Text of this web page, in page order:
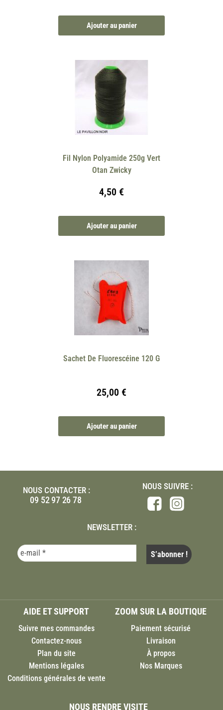
Ajouter au panier
Fil Nylon Polyamide 250g Vert
Otan Zwicky
4,50 €
Ajouter au panier
Sachet De Fluorescéine 120 G
25,00 €
Ajouter au panier
NOUS CONTACTER :
09 52 97 26 78
NOUS SUIVRE :
NEWSLETTER :
AIDE ET SUPPORT
Suivre mes commandes
Contactez-nous
Plan du site
Mentions légales
Conditions générales de vente
ZOOM SUR LA BOUTIQUE
Paiement sécurisé
Livraison
À propos
Nos Marques
NOUS RENDRE VISITE